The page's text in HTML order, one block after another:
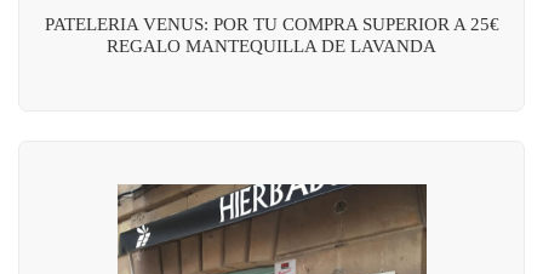
PATELERIA VENUS: POR TU COMPRA SUPERIOR A 25€
REGALO MANTEQUILLA DE LAVANDA